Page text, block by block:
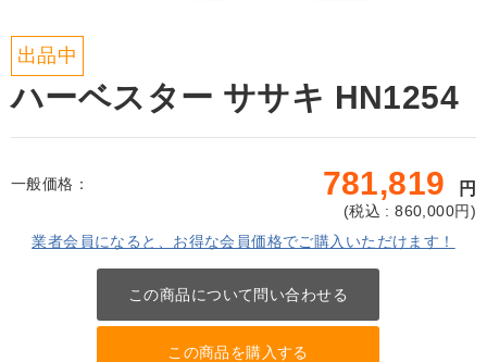
出品中
ハーベスター ササキ HN1254
一般価格： 781,819 円
(税込 : 860,000円)
業者会員になると、お得な会員価格でご購入いただけます！
この商品について問い合わせる
この商品を購入する